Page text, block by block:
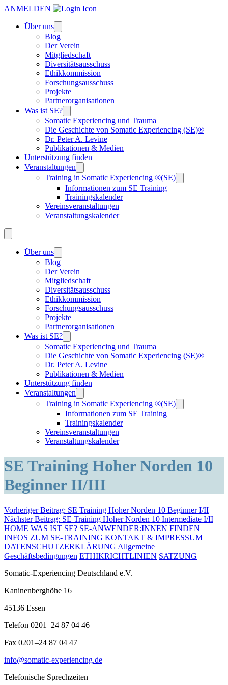
ANMELDEN
Über uns
Blog
Der Verein
Mitgliedschaft
Diversitätsausschuss
Ethikkommission
Forschungsausschuss
Projekte
Partnerorganisationen
Was ist SE?
Somatic Experiencing und Trauma
Die Geschichte von Somatic Experiencing (SE)®
Dr. Peter A. Levine
Publikationen & Medien
Unterstützung finden
Veranstaltungen
Training in Somatic Experiencing ®(SE)
Informationen zum SE Training
Trainingskalender
Vereinsveranstaltungen
Veranstaltungskalender
Über uns
Blog
Der Verein
Mitgliedschaft
Diversitätsausschuss
Ethikkommission
Forschungsausschuss
Projekte
Partnerorganisationen
Was ist SE?
Somatic Experiencing und Trauma
Die Geschichte von Somatic Experiencing (SE)®
Dr. Peter A. Levine
Publikationen & Medien
Unterstützung finden
Veranstaltungen
Training in Somatic Experiencing ®(SE)
Informationen zum SE Training
Trainingskalender
Vereinsveranstaltungen
Veranstaltungskalender
SE Training Hoher Norden 10
Beginner II/III
Beitragsnavigation
Vorheriger Beitrag: SE Training Hoher Norden 10 Beginner I/II
Nächster Beitrag: SE Training Hoher Norden 10 Intermediate I/II
HOME WAS IST SE? SE-ANWENDER:INNEN FINDEN
INFOS ZUM SE-TRAINING KONTAKT & IMPRESSUM
DATENSCHUTZERKLÄRUNG Allgemeine
Geschäftsbedingungen ETHIKRICHTLINIEN SATZUNG
Somatic-Experiencing Deutschland e.V.
Kaninenberghöhe 16
45136 Essen
Telefon 0201–24 87 04 46
Fax 0201–24 87 04 47
info@somatic-experiencing.de
Telefonische Sprechzeiten